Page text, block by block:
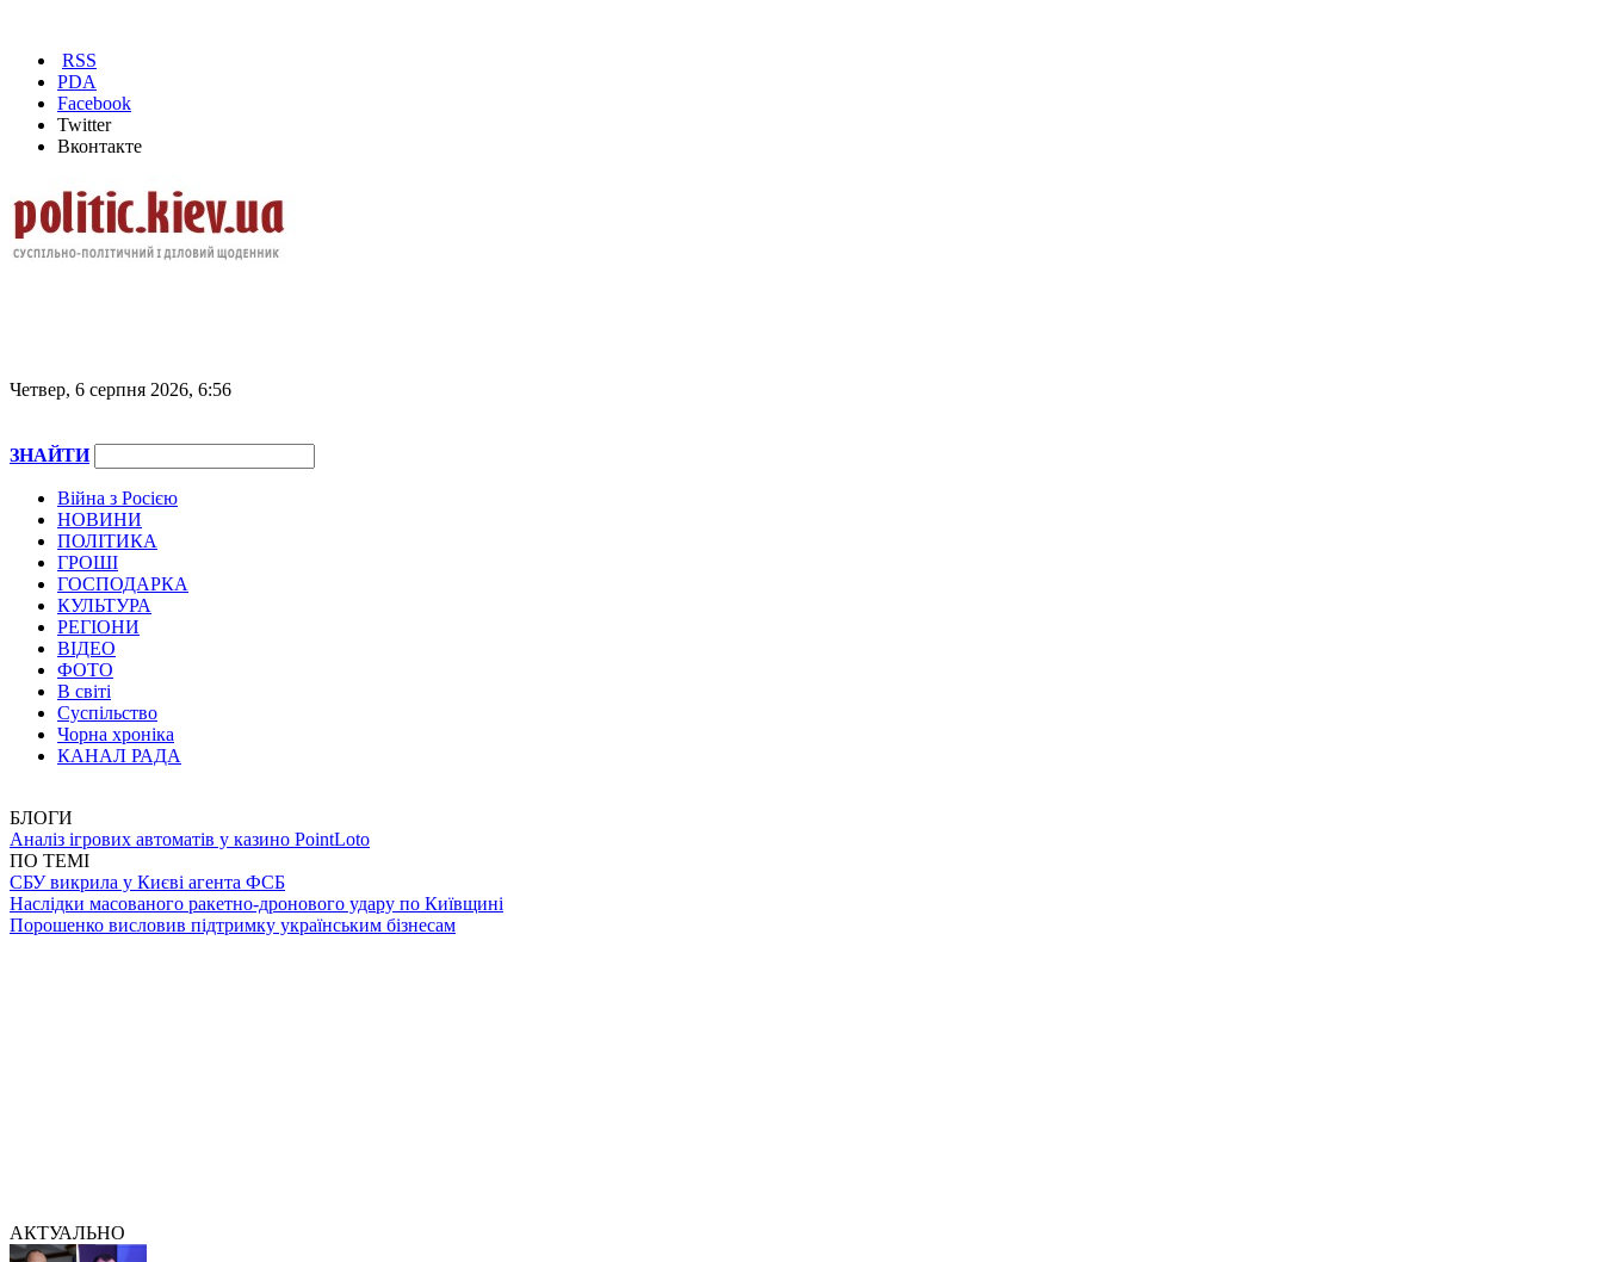
RSS
PDA
Facebook
Twitter
Вконтакте
Четвер, 6 серпня 2026, 6:56
ЗНАЙТИ
Війна з Росією
НОВИНИ
ПОЛІТИКА
ГРОШІ
ГОСПОДАРКА
КУЛЬТУРА
РЕГІОНИ
ВІДЕО
ФОТО
В світі
Суспільство
Чорна хроніка
КАНАЛ РАДА
БЛОГИ
Аналіз ігрових автоматів у казино PointLoto
ПО ТЕМІ
СБУ викрила у Києві агента ФСБ
Наслідки масованого ракетно-дронового удару по Київщині
Порошенко висловив підтримку українським бізнесам
АКТУАЛЬНО